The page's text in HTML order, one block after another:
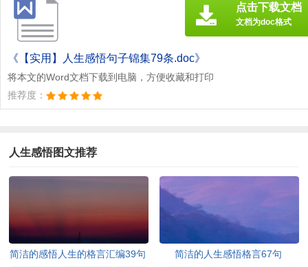
《【实用】人生感悟句子锦集79条.doc》
将本文的Word文档下载到电脑，方便收藏和打印
推荐度：
点击下载文档
文档为doc格式
人生感悟图文推荐
简洁的感悟人生的格言汇编39句 简洁的人生感悟格言67句